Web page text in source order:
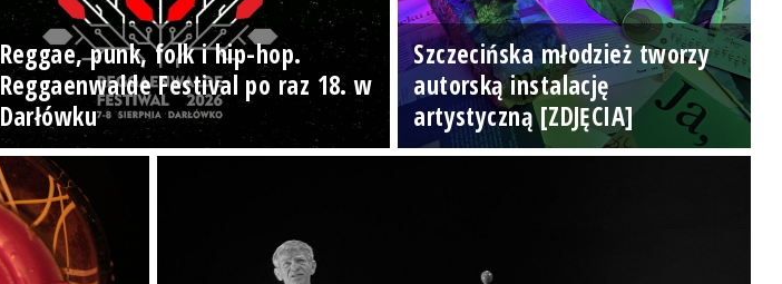
Reggae, punk, folk i hip-hop.
Reggaenwalde Festival po raz 18. w
Darłówku
Szczecińska młodzież tworzy
autorską instalację
artystyczną [ZDJĘCIA]